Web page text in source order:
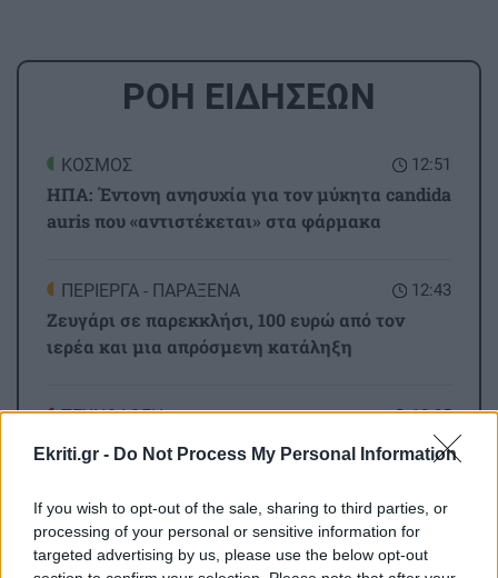
Ekriti.gr - Do Not Process My Personal Information
If you wish to opt-out of the sale, sharing to third parties, or
processing of your personal or sensitive information for
targeted advertising by us, please use the below opt-out
ΡΟΗ ΕΙΔΗΣΕΩΝ
12:51
ΚΟΣΜΟΣ
ΗΠΑ: Έντονη ανησυχία για τον μύκητα candida
auris που «αντιστέκεται» στα φάρμακα
12:43
ΠΕΡΙΕΡΓΑ - ΠΑΡΑΞΕΝΑ
Ζευγάρι σε παρεκκλήσι, 100 ευρώ από τον
ιερέα και μια απρόσμενη κατάληξη
12:35
ΤΕΧΝΟΛΟΓΙΑ
Meta: Νέα «καμπάνα» 567 εκατ. δολαρίων -Τα
αυτά τα λεφτά
ΕΛΛΑΔΑ Όλες οι ειδήσεις